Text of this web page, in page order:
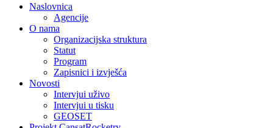
Naslovnica
Agencije
O nama
Organizacijska struktura
Statut
Program
Zapisnici i izvješća
Novosti
Intervjui uživo
Intervjui u tisku
GEOSET